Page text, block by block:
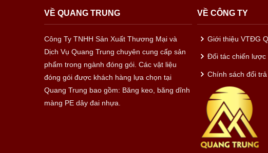
Ngoài ra, công ty
dính pet, pet
VỀ QUANG TRUNG
Công Ty TNHH Sản Xuất Thương Mại và
Dịch Vụ Quang Trung chuyên cung cấp sản
phẩm trong ngành đóng gói. Các vật liệu
đóng gói được khách hàng lựa chọn tại
Quang Trung bao gồm: Băng keo, băng dĩnh
màng PE dây đai nhựa.
VỀ CÔNG TY
Giới thiệu VTĐG
Đối tác chiến lược
Chính sách đổi